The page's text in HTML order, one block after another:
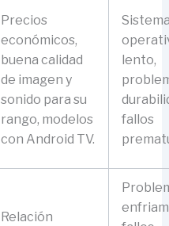
Precios
económicos,
buena calidad
de imagen y
sonido para su
rango, modelos
con Android TV.
lento,
fallos
Relación